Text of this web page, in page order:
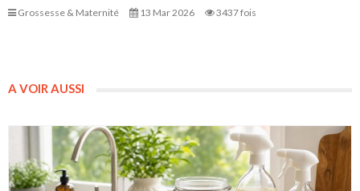
Grossesse & Maternité 13 Mar 2026 3437 fois
A VOIR AUSSI